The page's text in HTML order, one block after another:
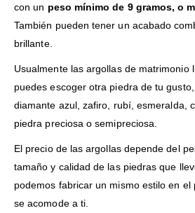
con un peso mínimo de 9 gramos, o
También pueden tener un acabado
brillante.
Usualmente las argollas de matrimonio
puedes escoger otra piedra de tu
diamante azul, zafiro, rubí, esmeralda,
piedra preciosa o semipreciosa.
El precio de las argollas depende del
tamaño y calidad de las piedras que
podemos fabricar un mismo estilo en
se acomode a ti.